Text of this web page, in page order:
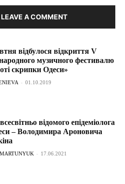
A COMMENT
відбулося відкриття V
музичного фестивалю
скрипки Одеси»
- 01.10.2019
відомого епідеміолога
– Володимира Ароновича
- 17.06.2021